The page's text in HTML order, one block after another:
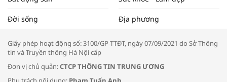
Tọa đàm “Xúc tiến thương mại: Khơi
Đời sống Địa phương
Giấy phép hoạt động số: 3100/GP-TTĐT, ngày 07/09/2021 do Sở Thông
tin và Truyền thông Hà Nội cấp
Đơn vị chủ quản:CTCP THÔNG TIN TRUNG ƯƠNG